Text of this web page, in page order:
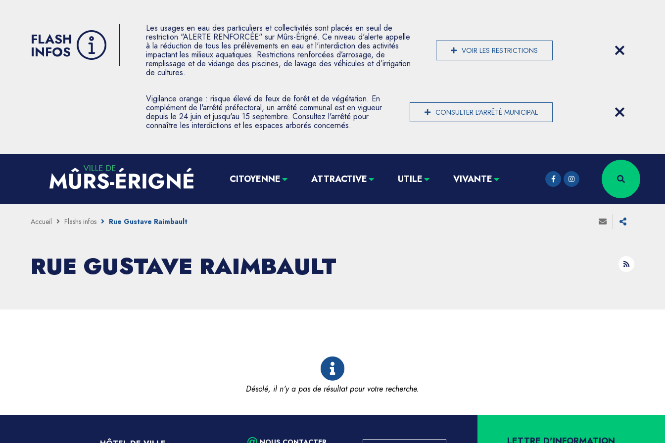
FLASH
INFOS
Les usages en eau des particuliers et collectivités sont placés en seuil de
restriction "ALERTE RENFORCÉE" sur Mûrs-Érigné. Ce niveau d'alerte appelle
à la réduction de tous les prélèvements en eau et l'interdiction des activités
impactant les milieux aquatiques. Restrictions renforcées d’arrosage, de
remplissage et de vidange des piscines, de lavage des véhicules et d’irrigation
de cultures.
VOIR LES RESTRICTIONS
Vigilance orange : risque élevé de feux de forêt et de végétation. En
complément de l'arrêté préfectoral, un arrêté communal est en vigueur
depuis le 24 juin et jusqu'au 15 septembre. Consultez l'arrêté pour
connaître les interdictions et les espaces arborés concernés.
CONSULTER L'ARRÊTÉ MUNICIPAL
CITOYENNE ATTRACTIVE UTILE VIVANTE
Accueil Flashs infos Rue Gustave Raimbault
RUE GUSTAVE RAIMBAULT
Désolé, il n'y a pas de résultat pour votre recherche.